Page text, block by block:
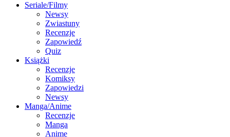
Seriale/Filmy
Newsy
Zwiastuny
Recenzje
Zapowiedź
Quiz
Książki
Recenzje
Komiksy
Zapowiedzi
Newsy
Manga/Anime
Recenzje
Manga
Anime